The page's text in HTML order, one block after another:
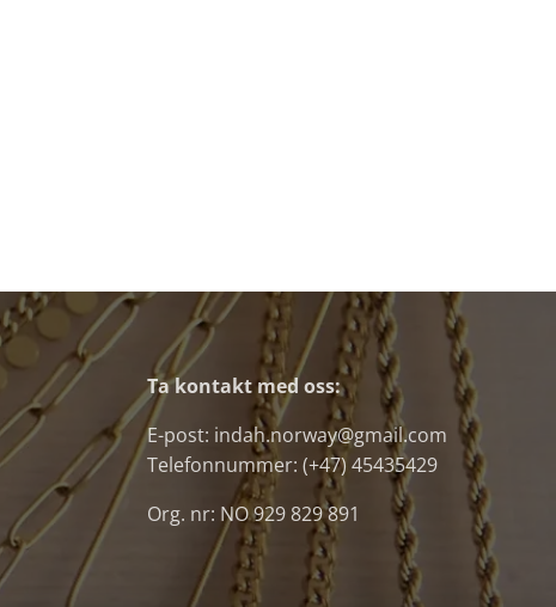
Ta kontakt med oss:
E-post: indah.norway@gmail.com
Telefonnummer: (+47) 45435429
Org. nr: NO 929 829 891